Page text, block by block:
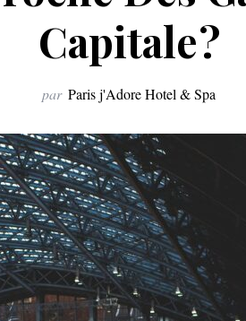
Capitale ?
par Paris j'Adore Hotel & Spa